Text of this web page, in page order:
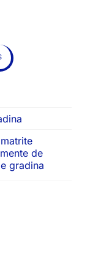
matrite
de
gradina